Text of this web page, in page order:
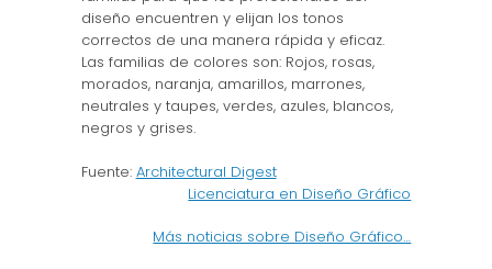
diseño encuentren y elijan los tonos
correctos de una manera rápida y eficaz.
Las familias de colores son: Rojos, rosas,
morados, naranja, amarillos, marrones,
neutrales y taupes, verdes, azules, blancos,
negros y grises.
Fuente: Architectural Digest
Licenciatura en Diseño Gráfico
Más noticias sobre Diseño Gráfico…